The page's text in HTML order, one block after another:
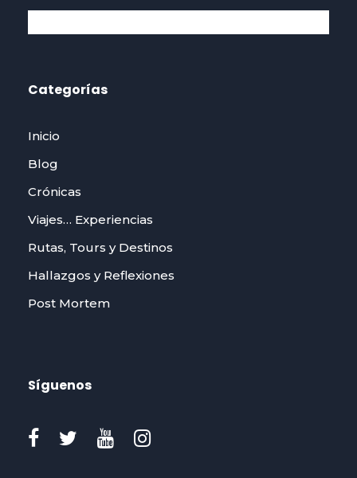
Categorías
Inicio
Blog
Crónicas
Viajes… Experiencias
Rutas, Tours y Destinos
Hallazgos y Reflexiones
Post Mortem
Síguenos